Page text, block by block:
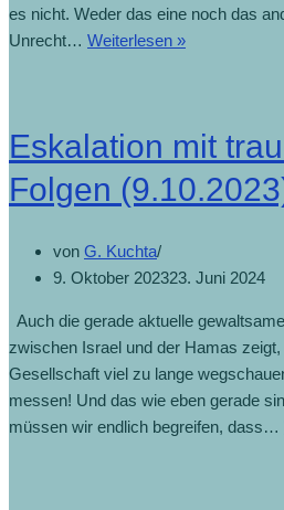
es nicht. Weder das eine noch das
Unrecht… Weiterlesen »
Eskalation mit
Folgen
von G. Kuchta
9. Oktober 202323. Juni 2024
Auch die gerade aktuelle
zwischen Israel und der Hamas
Gesellschaft viel zu lange
messen! Und das wie eben gerade
müssen wir endlich begreifen, dass…